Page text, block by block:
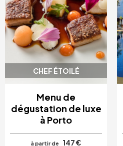
CHEF ÉTOILÉ
Menu de
dégustation de luxe
à Porto
à partir de
147 €